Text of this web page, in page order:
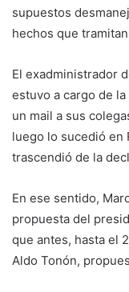
supuestos
hechos que
El exadministrador
estuvo a cargo de la
un mail a sus
luego lo sucedió en
trascendió de la
En ese sentido,
propuesta del
que antes, hasta el
Aldo Tonón,